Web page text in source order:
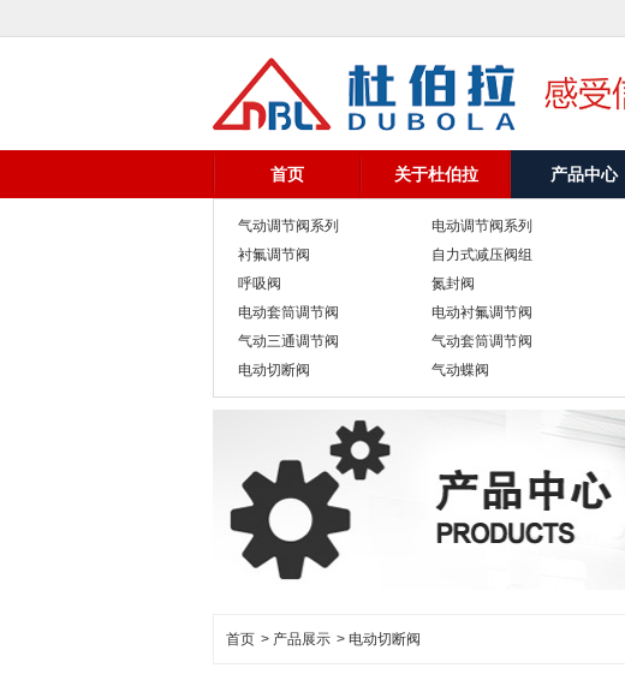
首页 关于杜伯拉 产品中心
气动调节阀系列 电动调节阀系列
衬氟调节阀
自力式减压阀组
呼吸阀
氮封阀
电动套筒调节阀
电动衬氟调节阀
气动三通调节阀
气动套筒调节阀
电动切断阀
气动蝶阀
首页 > 产品展示 > 电动切断阀